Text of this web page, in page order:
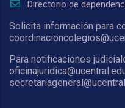
Directorio de
Solicita información para
Para notificaciones